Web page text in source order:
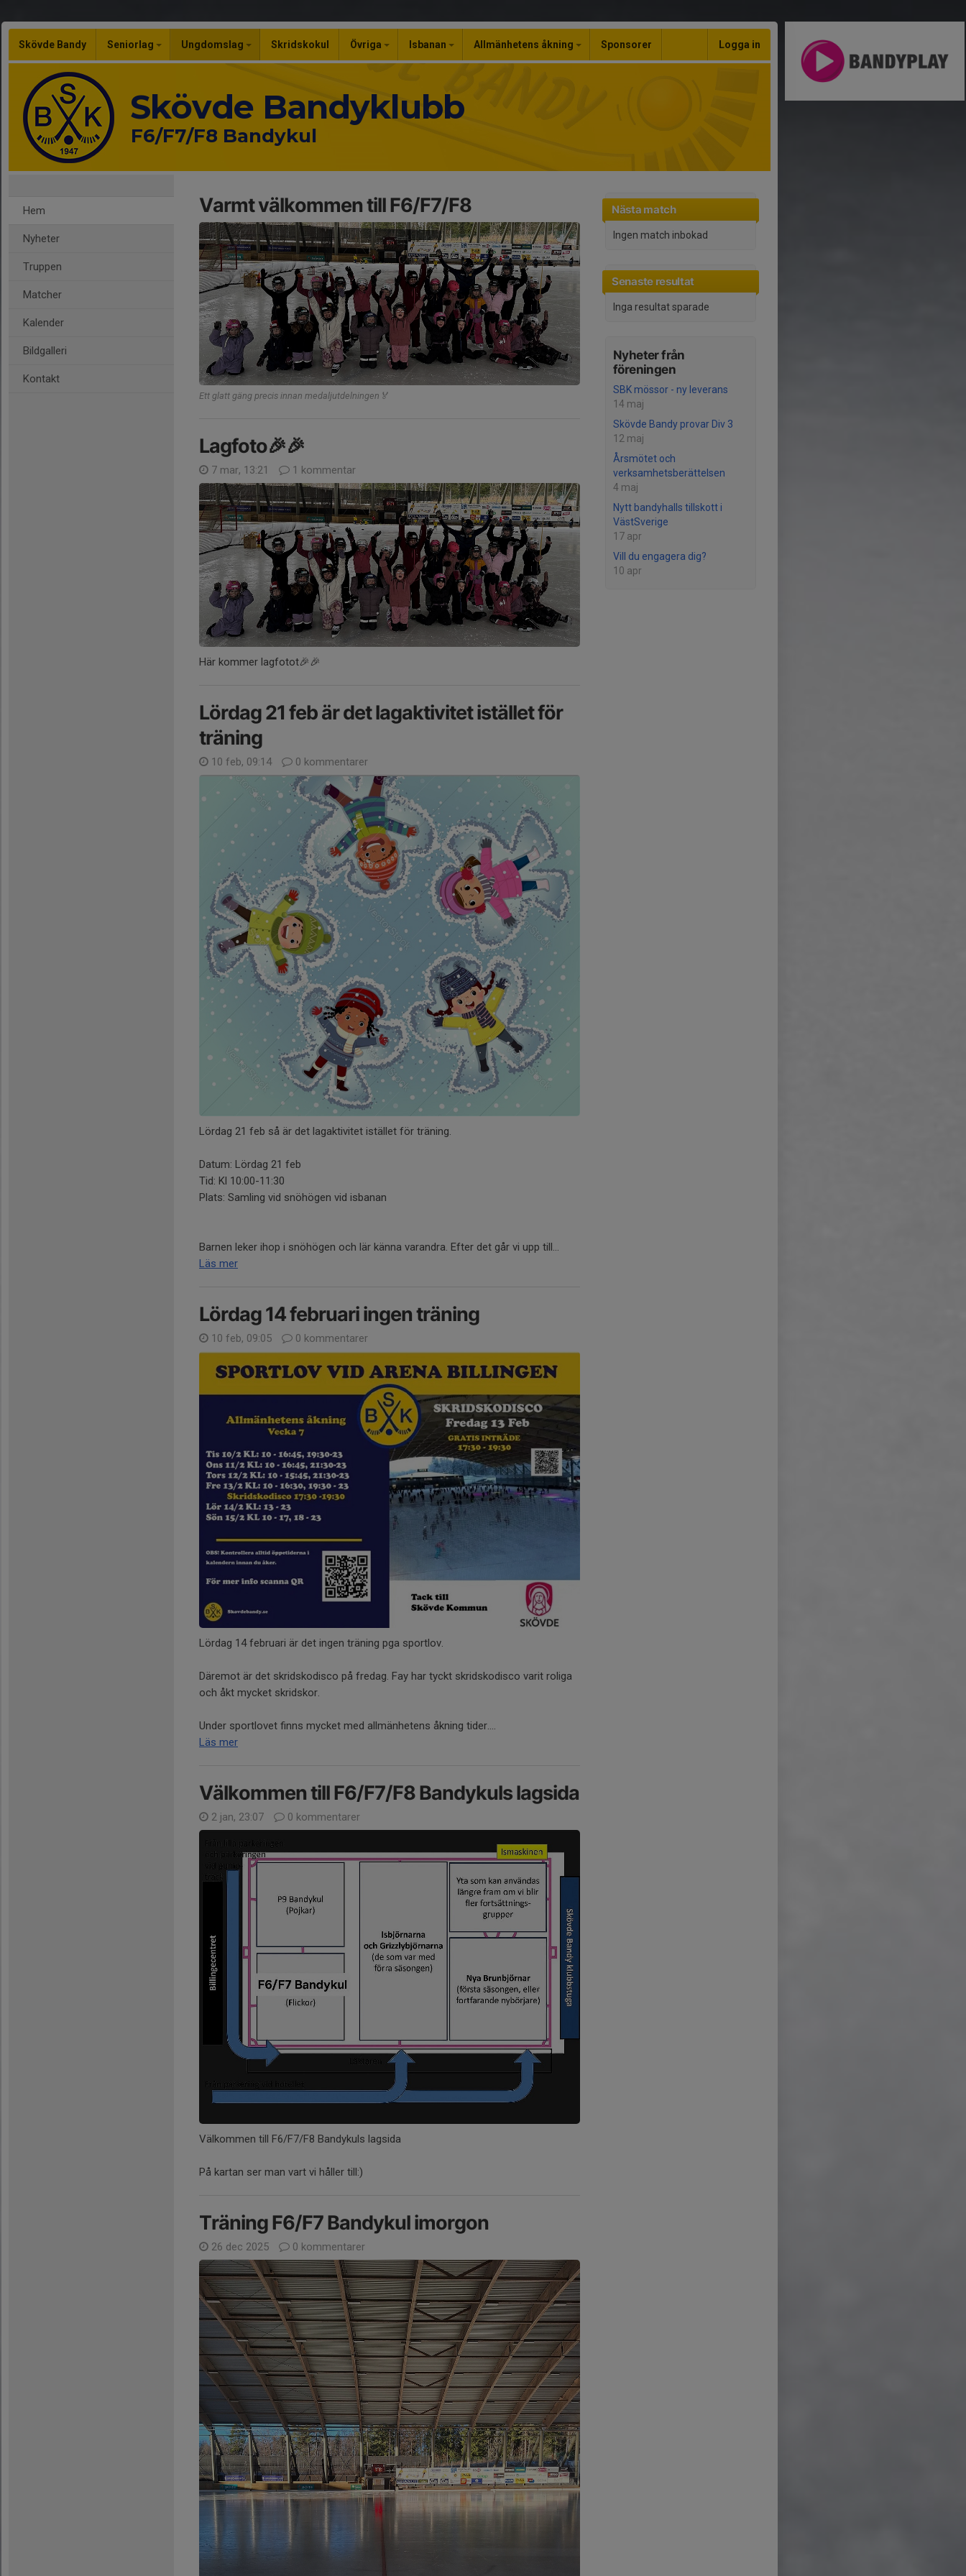
Skövde Bandy Seniorlag Ungdomslag Skridskokul Övriga Isbanan Allmänhetens åkning Sponsorer Logga in
Skövde Bandyklubb
F6/F7/F8 Bandykul
Hem
Nyheter
Truppen
Matcher
Kalender
Bildgalleri
Kontakt
Nästa match
Ingen match inbokad
Senaste resultat
Inga resultat sparade
Nyheter från
föreningen
SBK mössor - ny leverans
14 maj
Skövde Bandy provar Div 3
12 maj
Årsmötet och
verksamhetsberättelsen
4 maj
Nytt bandyhalls tillskott i
VästSverige
17 apr
Vill du engagera dig?
10 apr
Varmt välkommen till F6/F7/F8
Ett glatt gäng precis innan medaljutdelningen🏅
Lagfoto🎉🎉
7 mar, 13:21 1 kommentar
Här kommer lagfotot🎉🎉
Lördag 21 feb är det lagaktivitet istället för
träning
10 feb, 09:14 0 kommentarer
Lördag 21 feb så är det lagaktivitet istället för träning.
Datum: Lördag 21 feb
Tid: Kl 10:00-11:30
Plats: Samling vid snöhögen vid isbanan
Barnen leker ihop i snöhögen och lär känna varandra. Efter det går vi upp till...
Läs mer
Lördag 14 februari ingen träning
10 feb, 09:05 0 kommentarer
Lördag 14 februari är det ingen träning pga sportlov.
Däremot är det skridskodisco på fredag. Fay har tyckt skridskodisco varit roliga
och åkt mycket skridskor.
Under sportlovet finns mycket med allmänhetens åkning tider....
Läs mer
Välkommen till F6/F7/F8 Bandykuls lagsida
2 jan, 23:07 0 kommentarer
Välkommen till F6/F7/F8 Bandykuls lagsida
På kartan ser man vart vi håller till:)
Träning F6/F7 Bandykul imorgon
26 dec 2025 0 kommentarer